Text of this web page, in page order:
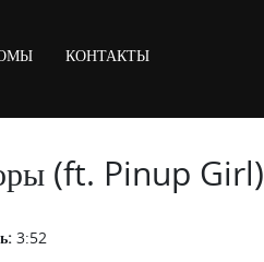
КОНТАКТЫ
(ft. Pinup Girl)
3:52